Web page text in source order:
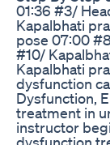
01:36 #3/
Kapalbhati
pose 07:00
#10/
Kapalbhati
dysfunction
Dysfunction,
treatment in
instructor
dysfunction